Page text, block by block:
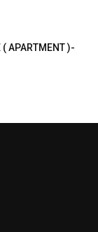
( APARTMENT )-